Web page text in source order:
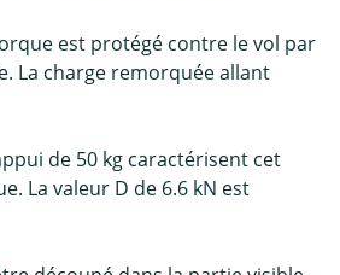
est protégé contre le vol par
La charge remorquée allant
de 50 kg caractérisent cet
La valeur D de 6.6 kN est